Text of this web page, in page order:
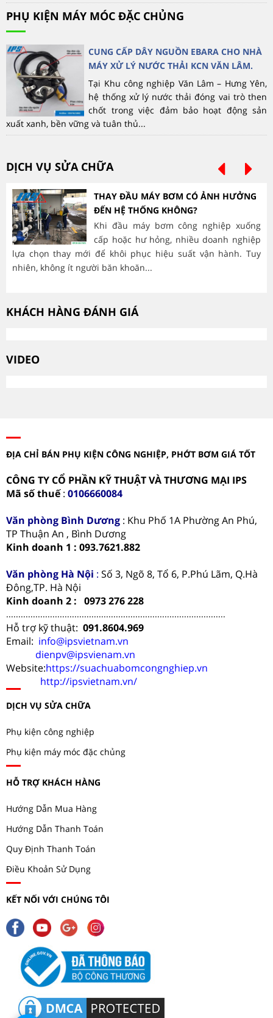
PHỤ KIỆN MÁY MÓC ĐẶC CHỦNG
CUNG CẤP DÂY NGUỒN EBARA CHO NHÀ
MÁY XỬ LÝ NƯỚC THẢI KCN VĂN LÂM.
Tại Khu công nghiệp Văn Lâm – Hưng Yên,
hệ thống xử lý nước thải đóng vai trò then
chốt trong việc đảm bảo hoạt động sản
xuất xanh, bền vững và tuân thủ...
DỊCH VỤ SỬA CHỮA
THAY ĐẦU MÁY BƠM CÓ ẢNH HƯỞNG
ĐẾN HỆ THỐNG KHÔNG?
Khi đầu máy bơm công nghiệp xuống
cấp hoặc hư hỏng, nhiều doanh nghiệp
lựa chọn thay mới để khôi phục hiệu suất vận hành. Tuy
nhiên, không ít người băn khoăn...
KHÁCH HÀNG ĐÁNH GIÁ
VIDEO
ĐỊA CHỈ BÁN PHỤ KIỆN CÔNG NGHIỆP, PHỚT BƠM GIÁ TỐT
CÔNG TY CỔ PHẦN KỸ THUẬT VÀ THƯƠNG MẠI IPS
Mã số thuế: 0106660084
Văn phòng Bình Dương : Khu Phố 1A Phường An Phú,
TP Thuận An , Bình Dương
Kinh doanh 1 : 093.7621.882
Văn phòng Hà Nội : Số 3, Ngõ 8, Tổ 6, P.Phú Lãm, Q.Hà
Đông,TP. Hà Nội
Kinh doanh 2 : 0973 276 228
..........................................................................................
Hỗ trợ kỹ thuật: 091.8604.969
Email: info@ipsvietnam.vn
dienpv@ipsvienam.vn
Website:https://suachuabomcongnghiep.vn
http://ipsvietnam.vn/
DỊCH VỤ SỬA CHỮA
Phụ kiện công nghiệp
Phụ kiện máy móc đặc chủng
HỖ TRỢ KHÁCH HÀNG
Hướng Dẫn Mua Hàng
Hướng Dẫn Thanh Toán
Quy Định Thanh Toán
Điều Khoản Sử Dụng
KẾT NỐI VỚI CHÚNG TÔI